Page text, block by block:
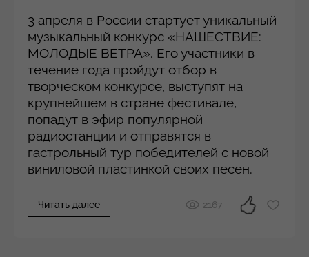
3 апреля в России стартует уникальный
музыкальный конкурс «НАШЕСТВИЕ:
МОЛОДЫЕ ВЕТРА». Его участники в
течение года пройдут отбор в
творческом конкурсе, выступят на
крупнейшем в стране фестивале,
попадут в эфир популярной
радиостанции и отправятся в
гастрольный тур победителей с новой
виниловой пластинкой своих песен.
Читать далее 2167